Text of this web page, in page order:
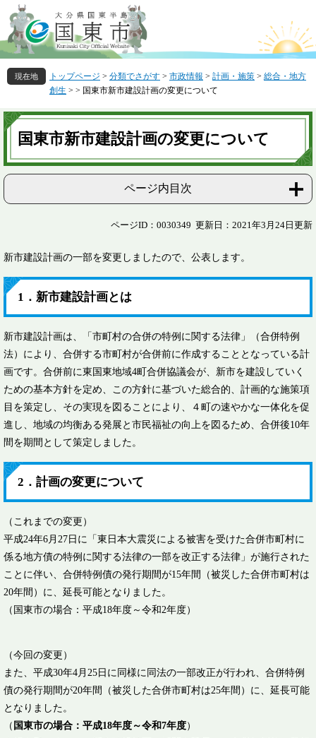
ー
ジ
の
先
頭
す
。
ニ
ュ
ー
を
飛
し
て
トップページ > 分類でさがす > 市政情報 > 計画・施策 > 総合・地方
創生 > > 国東市新市建設計画の変更について
本
文
国東市新市建設計画の変更について
ページ内目次
ページID：0030349 更新日：2021年3月24日更新
新市建設計画の一部を変更しましたので、公表します。
1．新市建設計画とは
新市建設計画は、「市町村の合併の特例に関する法律」（合併特例
法）により、合併する市町村が合併前に作成することとなっている計
画です。合併前に東国東地域4町合併協議会が、新市を建設していく
ための基本方針を定め、この方針に基づいた総合的、計画的な施策項
目を策定し、その実現を図ることにより、４町の速やかな一体化を促
進し、地域の均衡ある発展と市民福祉の向上を図るため、合併後10年
間を期間として策定しました。
2．計画の変更について
（これまでの変更）
平成24年6月27日に「東日本大震災による被害を受けた合併市町村に
係る地方債の特例に関する法律の一部を改正する法律」が施行された
ことに伴い、合併特例債の発行期間が15年間（被災した合併市町村は
20年間）に、延長可能となりました。
（国東市の場合：平成18年度～令和2年度）
（今回の変更）
また、平成30年4月25日に同様に同法の一部改正が行われ、合併特例
債の発行期間が20年間（被災した合併市町村は25年間）に、延長可能
となりました。
（ 国東市の場合：平成18年度～令和7年度）